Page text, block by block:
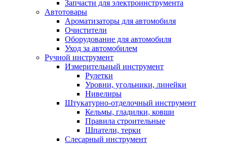
Запчасти для электроинструмента
Автотовары
Ароматизаторы для автомобиля
Очистители
Оборудование для автомобиля
Уход за автомобилем
Ручной инструмент
Измерительный инструмент
Рулетки
Уровни, угольники, линейки
Нивелиры
Штукатурно-отделочный инструмент
Кельмы, гладилки, ковши
Правила строительные
Шпатели, терки
Слесарный инструмент